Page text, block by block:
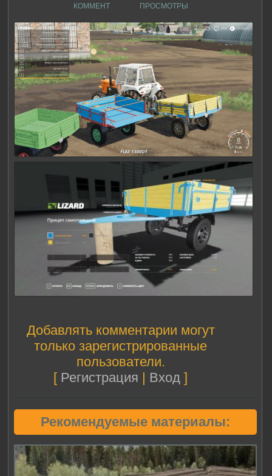
КОММЕНТ ПРОСМОТРЫ
Добавлять комментарии могут
только зарегистрированные
пользователи.
[ Регистрация | Вход ]
Рекомендуемые материалы: